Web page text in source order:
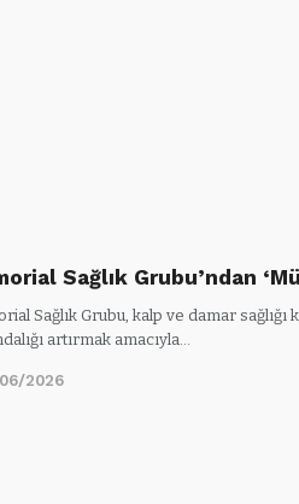
Sağlık Grubu’ndan
Sağlık Grubu, kalp ve damar sağlığı
artırmak amacıyla…
2026